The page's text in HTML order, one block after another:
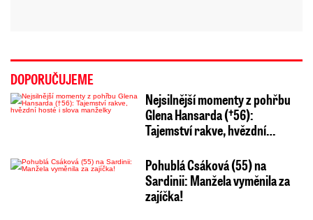
DOPORUČUJEME
Nejsilnější momenty z pohřbu
Glena Hansarda (†56):
Tajemství rakve, hvězdní…
Pohublá Csáková (55) na
Sardinii: Manžela vyměnila za
zajíčka!